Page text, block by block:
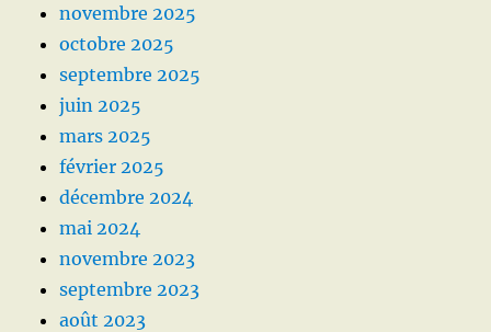
novembre 2025
octobre 2025
septembre 2025
juin 2025
mars 2025
février 2025
décembre 2024
mai 2024
novembre 2023
septembre 2023
août 2023